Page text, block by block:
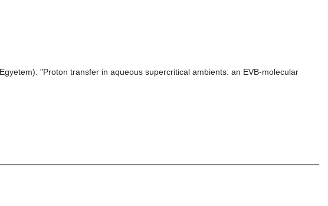
"Proton transfer in aqueous supercritical ambients: an EVB-molecular